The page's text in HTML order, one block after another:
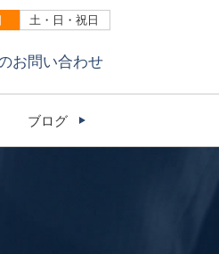
土・日・祝日
お問い合わせ
ブログ